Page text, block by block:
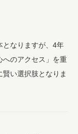
となりますが、4年
へのアクセス」を重
い選択肢となりま